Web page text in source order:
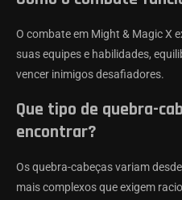
O combate em Might & Magic X
suas equipes e habilidades,
vencer inimigos desafiadores.
Que tipo de quebra-
encontrar?
Os quebra-cabeças variam
mais complexos que exigem